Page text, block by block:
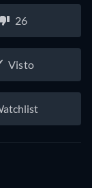
26
Visto